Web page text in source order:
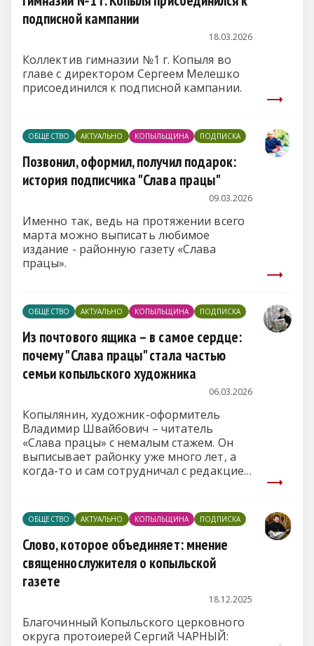
подписной кампании
18.03.2026
Коллектив гимназии №1 г. Копыля во
главе с директором Сергеем Мелешко
присоединился к подписной кампании.
ОБЩЕСТВО АКТУАЛЬНО КОПЫЛЬЩИНА ПОДПИСКА
Позвонил, оформил, получил подарок:
история подписчика "Слава працы"
09.03.2026
Именно так, ведь на протяжении всего
марта можно выписать любимое
издание - районную газету «Слава
працы».
ОБЩЕСТВО АКТУАЛЬНО КОПЫЛЬЩИНА ПОДПИСКА
Из почтового ящика – в самое сердце:
почему "Слава працы" стала частью
семьи копыльского художника
06.03.2026
Копылянин, художник-оформитель
Владимир Швайбович – читатель
«Слава працы» с немалым стажем. Он
выписывает районку уже много лет, а
когда-то и сам сотрудничал с редакцией
Филиппович поделился мыслями о том,
почему по-прежнему верен газете.
ОБЩЕСТВО АКТУАЛЬНО КОПЫЛЬЩИНА ПОДПИСКА
Слово, которое объединяет: мнение
священнослужителя о копыльской
газете
18.12.2025
Благочинный Копыльского церковного
округа протоиерей Сергий ЧАРНЫЙ: